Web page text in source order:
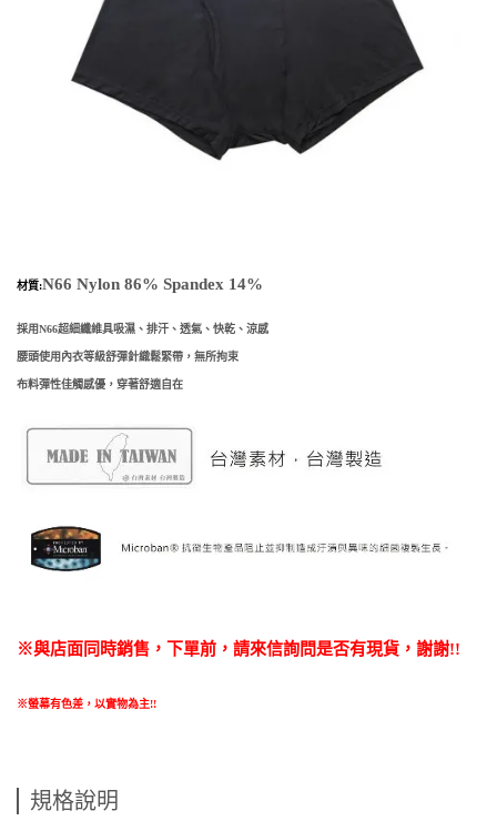
材質:N66 Nylon 86% Spandex 14%
採用N66超細纖維具吸濕、排汗、透氣、快乾、涼感
腰頭使用內衣等級舒彈針織鬆緊帶，無所拘束
布料彈性佳觸感優，穿著舒適自在
※與店面同時銷售 ， 下單前 ， 請來信詢問是否有現貨，謝謝!!
※螢幕有色差，以實物為主!!
規格說明